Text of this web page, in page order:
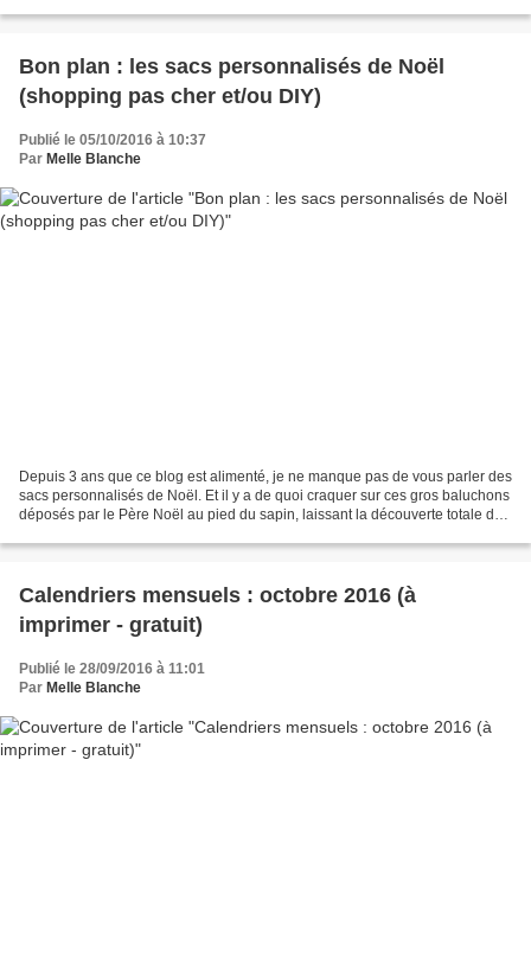
Bon plan : les sacs personnalisés de Noël
(shopping pas cher et/ou DIY)
Publié le 05/10/2016 à 10:37
Par Melle Blanche
Depuis 3 ans que ce blog est alimenté, je ne manque pas de vous parler des
sacs personnalisés de Noël. Et il y a de quoi craquer sur ces gros baluchons
déposés par le Père Noël au pied du sapin, laissant la découverte totale des
Calendriers mensuels : octobre 2016 (à
imprimer - gratuit)
Publié le 28/09/2016 à 11:01
Par Melle Blanche